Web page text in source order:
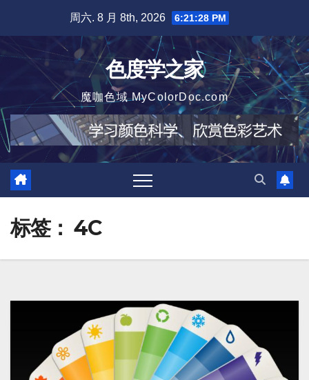
周六. 8 月 8th, 2026 6:21:29 PM
色度学之家
魔咖色域 MyColorDoc.com
标签： 4C